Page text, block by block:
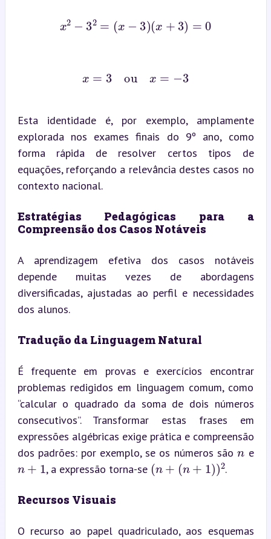
2− 32 =( 3)(x 3 )= 0
Esta identidade é, por exemplo, amplamente
explorada nos exames finais do 9º ano, como
forma rápida de resolver certos tipos de
equações, reforçando a relevância destes casos no
contexto nacional.
Estratégias Pedagógicas para a
Compreensão dos Casos Notáveis
A aprendizagem efetiva dos casos notáveis
depende muitas vezes de abordagens
diversificadas, ajustadas ao perfil e necessidades
dos alunos.
Tradução da Linguagem Natural
É frequente em provas e exercícios encontrar
problemas redigidos em linguagem comum, como
“calcular o quadrado da soma de dois números
consecutivos”. Transformar estas frases em
expressões algébricas exige prática e compreensão
dos padrões: por exemplo, se os números são
n
e
n+1
, a expressão torna-se
(n+( n+1))2
.
Recursos Visuais
O recurso ao papel quadriculado, aos esquemas